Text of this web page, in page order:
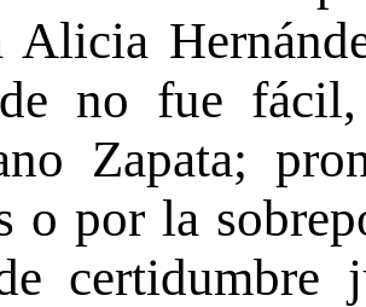
Alicia
no fue
Zapata;
o por la
certidumbre